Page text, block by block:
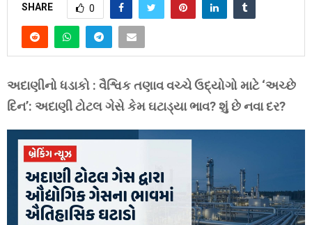
SHARE 0
અદાણીનો ધડાકો : વૈશ્વિક તણાવ વચ્ચે ઉદ્યોગો માટે ‘અચ્છે
દિન’: અદાણી ટોટલ ગેસે કેમ ઘટાડ્યા ભાવ? શું છે નવા દર?